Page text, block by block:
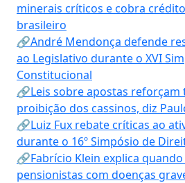
minerais críticos e cobra
brasileiro
🔗André Mendonça defende
ao Legislativo durante o XVI
Constitucional
🔗Leis sobre apostas reforçam
proibição dos cassinos, diz
🔗Luiz Fux rebate críticas ao
durante o 16º Simpósio de
🔗Fabrício Klein explica
pensionistas com doenças